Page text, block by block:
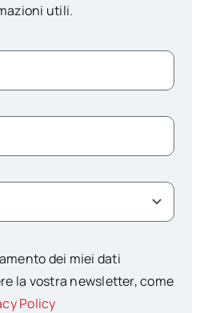
utili.
dei miei dati
la vostra newsletter, come
Policy